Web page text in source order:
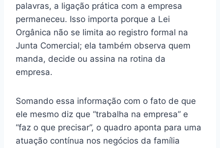
palavras, a ligação prática com a empresa
permaneceu. Isso importa porque a Lei
Orgânica não se limita ao registro formal na
Junta Comercial; ela também observa quem
manda, decide ou assina na rotina da
empresa.
Somando essa informação com o fato de que
ele mesmo diz que “trabalha na empresa” e
“faz o que precisar”, o quadro aponta para uma
atuação contínua nos negócios da família